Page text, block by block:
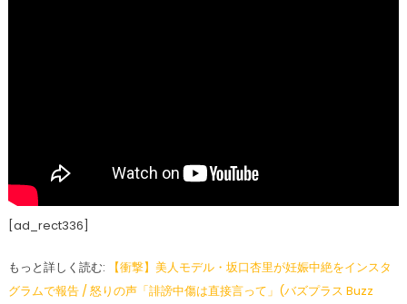
[ad_rect336]
もっと詳しく読む:
【衝撃】美人モデル・坂口杏里が妊娠中絶をインスタ
グラムで報告 / 怒りの声「誹謗中傷は直接言って」(バズプラス Buzz